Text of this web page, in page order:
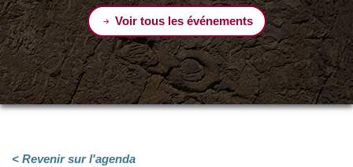
Voir tous les événements
< Revenir sur l'agenda